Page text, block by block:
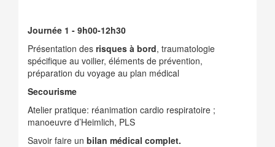
Journée 1 - 9h00-12h30
Présentation des risques à bord, traumatologie
spécifique au voilier, éléments de prévention,
préparation du voyage au plan médical
Secourisme
Atelier pratique: réanimation cardio respiratoire ;
manoeuvre d’Heimlich, PLS
Savoir faire un bilan médical complet.